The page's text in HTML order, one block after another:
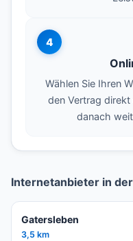
4
Wählen Sie Ihren
den Vertrag direkt
danach
Internetanbieter in
Gatersleben
3,5 km